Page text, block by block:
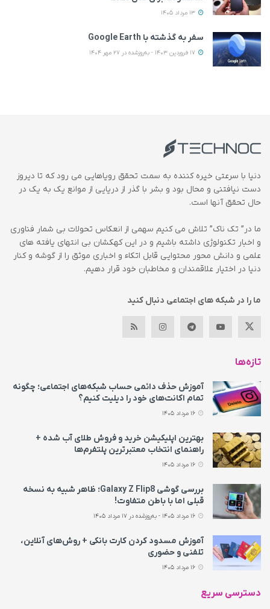
سفر به گذشته با Google Earth
دنیا با سرعتی خیره کننده به سمت تحقق رویاهایی می رود که تا دیروز
دست نیافتنی و محال بود و بشر با گذر از دریایی از موانع یک به یک در
حال تحقق آنها است.
ما در” تک ناک” تلاش می کنیم سهمی از انعکاس تحولات بی شمار فناوری
و اخبار تکنولوژی داشته باشیم و در این کهکشان بی انتهای یافته های
علمی و دانش محور محتوایی قابل اتکاء و اخباری موثق را از گوشه و کنار
دنیا در اختیار علاقمندان و مخاطبان خود قرار دهیم.
ما را در شبکه های اجتماعی دنبال کنید
تازه‌ها
آموزش حذف دائمی حساب شبکه‌های اجتماعی؛ چگونه
تمام اکانت‌های خود را دیلیت کنیم؟
بهترین اپلیکیشن خرید و فروش طلای آب شده +
راهنمای انتخاب معتبرترین پلتفرم‌ها
بررسی گوشی Galaxy Z Flip8؛ ظاهر شبیه به نسخه
قبلی اما با باطن متفاوت!
آموزش مسدود کردن کارت بانکی + روش‌های آنلاین،
تلفنی و حضوری
دسترسی سریع